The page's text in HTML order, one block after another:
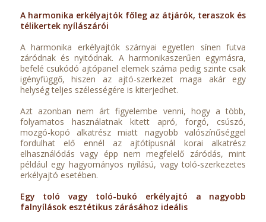
A harmonika erkélyajtók főleg az átjárók, teraszok és
télikertek nyílászárói
A harmonika erkélyajtók szárnyai egyetlen sínen futva
záródnak és nyitódnak. A harmonikaszerűen egymásra,
befelé csukódó ajtópanel elemek száma pedig szinte csak
igényfüggő, hiszen az ajtó-szerkezet maga akár egy
helység teljes szélességére is kiterjedhet.
Azt azonban nem árt figyelembe venni, hogy a több,
folyamatos használatnak kitett apró, forgó, csúszó,
mozgó-kopó alkatrész miatt nagyobb valószínűséggel
fordulhat elő ennél az ajtótípusnál korai alkatrész
elhasználódás vagy épp nem megfelelő záródás, mint
például egy hagyományos nyílású, vagy toló-szerkezetes
erkélyajtó esetében.
Egy toló vagy toló-bukó erkélyajtó a nagyobb
falnyílások esztétikus zárásához ideális